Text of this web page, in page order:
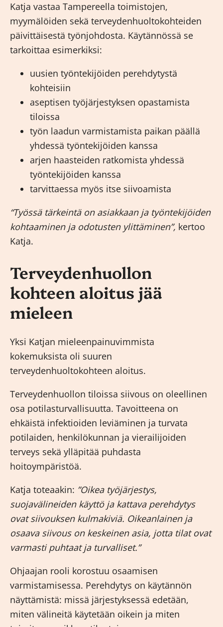
Katja vastaa Tampereella toimistojen,
myymälöiden sekä terveydenhuoltokohteiden
päivittäisestä työnjohdosta. Käytännössä se
tarkoittaa esimerkiksi:
uusien työntekijöiden perehdytystä
kohteisiin
aseptisen työjärjestyksen opastamista
tiloissa
työn laadun varmistamista paikan päällä
yhdessä työntekijöiden kanssa
arjen haasteiden ratkomista yhdessä
työntekijöiden kanssa
tarvittaessa myös itse siivoamista
“Työssä tärkeintä on asiakkaan ja työntekijöiden
kohtaaminen ja odotusten ylittäminen”, kertoo
Katja.
Terveydenhuollon
kohteen aloitus jää
mieleen
Yksi Katjan mieleenpainuvimmista
kokemuksista oli suuren
terveydenhuoltokohteen aloitus.
Terveydenhuollon tiloissa siivous on oleellinen
osa potilasturvallisuutta. Tavoitteena on
ehkäistä infektioiden leviäminen ja turvata
potilaiden, henkilökunnan ja vierailijoiden
terveys sekä ylläpitää puhdasta
hoitoympäristöä.
Katja toteaakin: ”Oikea työjärjestys,
suojavälineiden käyttö ja kattava perehdytys
ovat siivouksen kulmakiviä. Oikeanlainen ja
osaava siivous on keskeinen asia, jotta tilat ovat
varmasti puhtaat ja turvalliset.”
Ohjaajan rooli korostuu osaamisen
varmistamisessa. Perehdytys on käytännön
näyttämistä: missä järjestyksessä edetään,
miten välineitä käytetään oikein ja miten